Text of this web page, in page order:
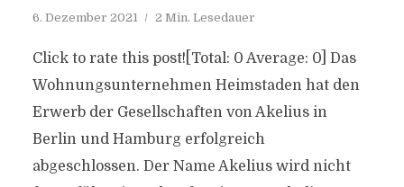
6. Dezember 2021 2 Min. Lesedauer
Click to rate this post![Total: 0 Average: 0] Das
Wohnungsunternehmen Heimstaden hat den
Erwerb der Gesellschaften von Akelius in
Berlin und Hamburg erfolgreich
abgeschlossen. Der Name Akelius wird nicht